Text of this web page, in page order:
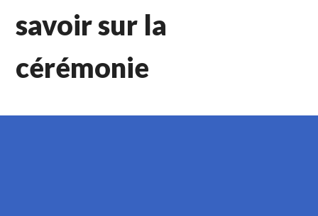
savoir sur la
cérémonie